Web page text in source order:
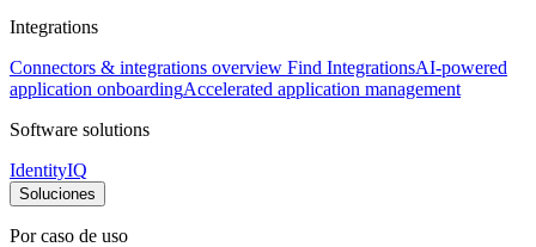
Integrations
Connectors & integrations overview Find IntegrationsAI-powered
application onboardingAccelerated application management
Software solutions
IdentityIQ
Soluciones
Por caso de uso